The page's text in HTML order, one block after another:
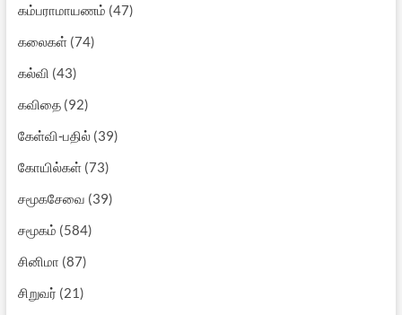
கம்பராமாயணம் (47)
கலைகள்(74)
கல்வி (43)
கவிதை(92)
கேள்வி-பதில்(39)
கோயில்கள்(73)
சமூகசேவை (39)
சமூகம் (584)
சினிமா (87)
சிறுவர் (21)